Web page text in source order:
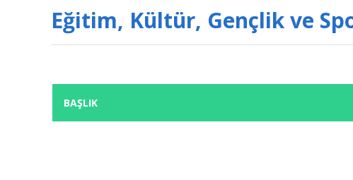
Eğitim, Kültür, Gençlik ve
BAŞLIK